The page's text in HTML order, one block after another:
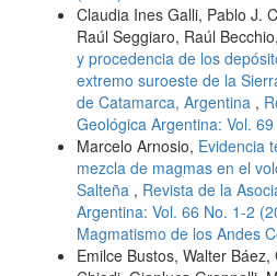
Claudia Ines Galli, Pablo J.
Raúl Seggiaro, Raúl Becchio,
y procedencia de los
extremo suroeste de la
de Catamarca, Argentina ,
Geológica Argentina: Vol.
Marcelo Arnosio, Evidencia
mezcla de magmas en el
Salteña , Revista de la
Argentina: Vol. 66 No. 1-2
Magmatismo de los Andes
Emilce Bustos, Walter